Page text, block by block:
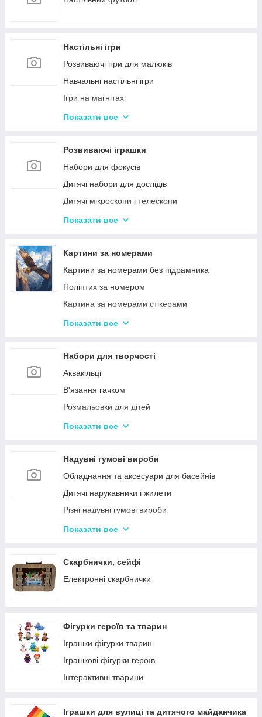
Настільні ігри
Розвиваючі ігри для малюків
Навчальні настільні ігри
Ігри на магнітах
Ігри-бродилки
Крокодил
Аліас Або Скажи Інакше
Гра Хто Я?
Вікторина
Твістер
Ігри типу Дженга
Ігри-головоломки
Дитяче Лото і Доміно
Гра Морський Бій
Різні Настільні ігри
Монополія - настільна гра
Мафія
Шахи і Шашки
Набори для гри в покер
Показати все
Розвиваючі іграшки
Набори для фокусів
Дитячі набори для дослідів
Дитячі мікроскопи і телескопи
Розвиваючі Магніти для дітей
Дитячі ноутбуки, планшети
Інтерактивні розмовляючі плакати
Спіннери
Показати все
Картини за номерами
Картини за номерами без підрамника
Поліптих за номером
Картина за номерами стікерами
Алмазна Мозаїка за номерами
Стандартні картини за номерами
Розпис по полотну
Полотна з Підрамником
Алмазна мозаїка для дітей
Показати все
Набори для творчості
Аквакільці
В'язання гачком
Розмальовки для дітей
Акрилові фарби
Гравюра для дітей
Кінетичний пісок
Дитячий Пластилін
Декупаж
Крейда для Малювання
Рукоділля
Валіза для малювання
Показати все
Надувні гумові вироби
Обладнання та аксесуари для басейнів
Дитячі нарукавники і жилети
Різні надувні гумові вироби
Насоси для матрасів та гумових виробів
Надувні матраци
Дитячі надувні басейни
Показати все
Скарбнички, сейфі
Електронні скарбнички
Фігурки героїв та тварин
Іграшки фігурки тварин
Іграшкові фігурки героїв
Інтерактивні тварини
Іграшки для вулиці та дитячого майданчика